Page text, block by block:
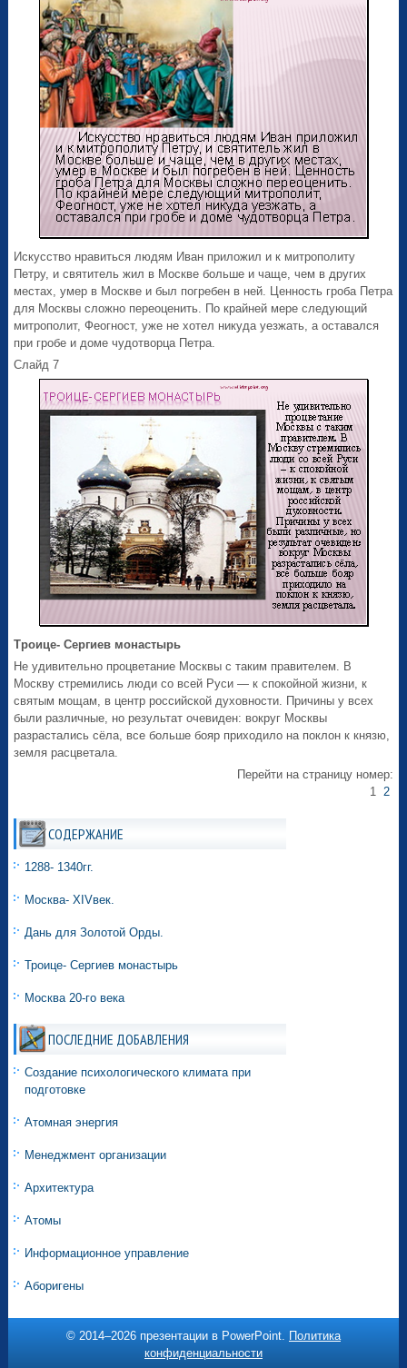
Искусство нравиться людям Иван приложил и к митрополиту
Петру, и святитель жил в Москве больше и чаще, чем в других
местах, умер в Москве и был погребен в ней. Ценность гроба Петра
для Москвы сложно переоценить. По крайней мере следующий
митрополит, Феогност, уже не хотел никуда уезжать, а оставался
при гробе и доме чудотворца Петра.
Слайд 7
Троице- Сергиев монастырь
Не удивительно процветание Москвы с таким правителем. В
Москву стремились люди со всей Руси — к спокойной жизни, к
святым мощам, в центр российской духовности. Причины у всех
были различные, но результат очевиден: вокруг Москвы
разрастались сёла, все больше бояр приходило на поклон к князю,
земля расцветала.
Перейти на страницу номер:
1 2
СОДЕРЖАНИЕ
1288- 1340гг.
Москва- ХIVвек.
Дань для Золотой Орды.
Троице- Сергиев монастырь
Москва 20-го века
ПОСЛЕДНИЕ ДОБАВЛЕНИЯ
Создание психологического климата при
подготовке
Атомная энергия
Менеджмент организации
Архитектура
Атомы
Информационное управление
Аборигены
© 2014–2026 презентации в PowerPoint.
Политика
конфиденциальности